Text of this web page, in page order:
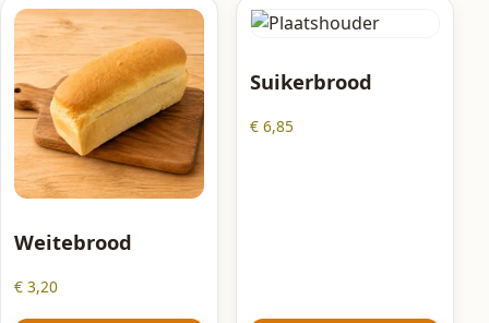
Weitebrood
€ 3,20
Suikerbrood
€ 6,85